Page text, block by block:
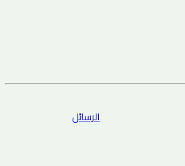
الرسائل